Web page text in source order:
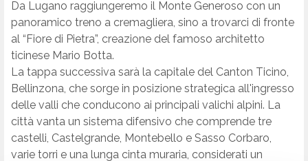
Da Lugano raggiungeremo il Monte Generoso con un
panoramico treno a cremagliera, sino a trovarci di fronte
al “Fiore di Pietra”, creazione del famoso architetto
ticinese Mario Botta.
La tappa successiva sarà la capitale del Canton Ticino,
Bellinzona, che sorge in posizione strategica all'ingresso
delle valli che conducono ai principali valichi alpini. La
città vanta un sistema difensivo che comprende tre
castelli, Castelgrande, Montebello e Sasso Corbaro,
varie torri e una lunga cinta muraria, considerati un